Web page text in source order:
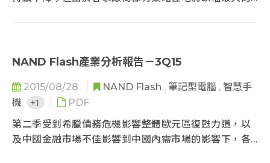
NAND Flash產業分析報告－3Q15
2015/08/28 NAND Flash , 筆記型電腦 , 智慧手
機
+1
PDF
第二季受到希臘債務危機影響整體歐元區復甦力道，以
及中國金融市場不佳影響到中國內需市場的影響下，各